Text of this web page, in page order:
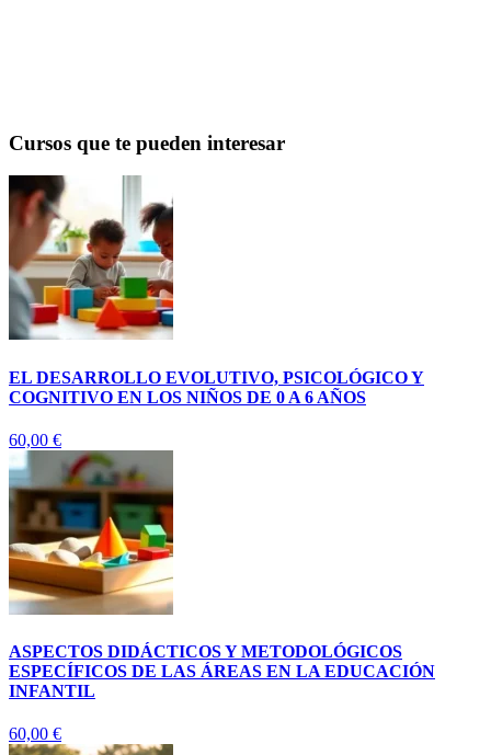
Cursos que te pueden interesar
EL DESARROLLO EVOLUTIVO, PSICOLÓGICO Y
COGNITIVO EN LOS NIÑOS DE 0 A 6 AÑOS
60,00 €
ASPECTOS DIDÁCTICOS Y METODOLÓGICOS
ESPECÍFICOS DE LAS ÁREAS EN LA EDUCACIÓN
INFANTIL
60,00 €